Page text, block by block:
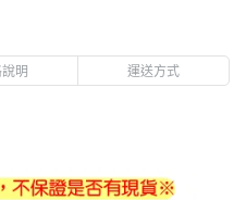
明 運送方式